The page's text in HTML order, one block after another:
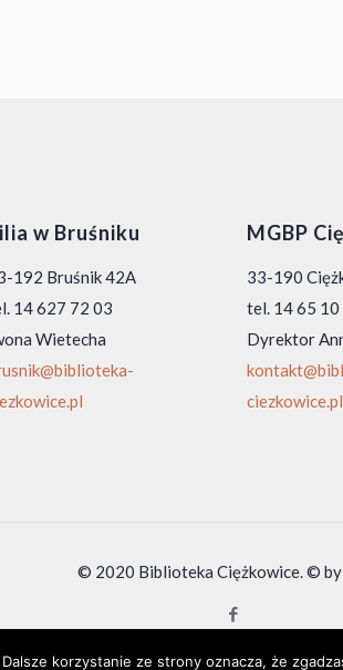
w Bruśniku
192 Bruśnik 42A
14 627 72 03
Wietecha
MGBP
33-190
tel. 14 65
Dyrektor
ciezkowice.pl
© 2020 Biblioteka Ciężkowice. ©
korzystanie ze strony oznacza, że